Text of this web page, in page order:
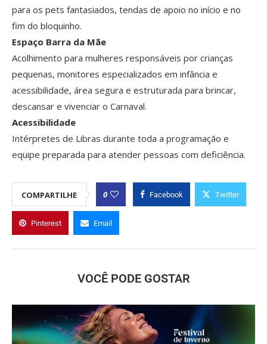
para os pets fantasiados, tendas de apoio no início e no
fim do bloquinho.
Espaço Barra da Mãe
Acolhimento para mulheres responsáveis por crianças
pequenas, monitores especializados em infância e
acessibilidade, área segura e estruturada para brincar,
descansar e vivenciar o Carnaval.
Acessibilidade
Intérpretes de Libras durante toda a programação e
equipe preparada para atender pessoas com deficiência.
COMPARTILHE 0 Facebook Twitter
Pinterest Email
VOCÊ PODE GOSTAR